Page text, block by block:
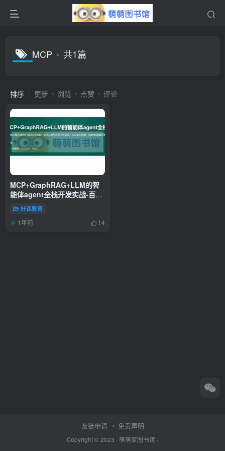
MCP 共1篇
排序 更新 浏览 点赞 评论
MCP+GraphRAG+LLM的智
能体agent全栈开发实战-百度
网盘-下载
好课教育
1年前 14
友链申请 免责声明
Copyright © 2023 · 萌萌家图书馆 ·